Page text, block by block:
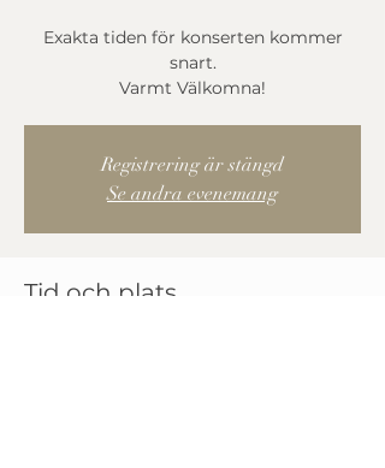
Exakta tiden för konserten kommer
snart.
Varmt Välkomna!
Registrering är stängd
Se andra evenemang
Tid och plats